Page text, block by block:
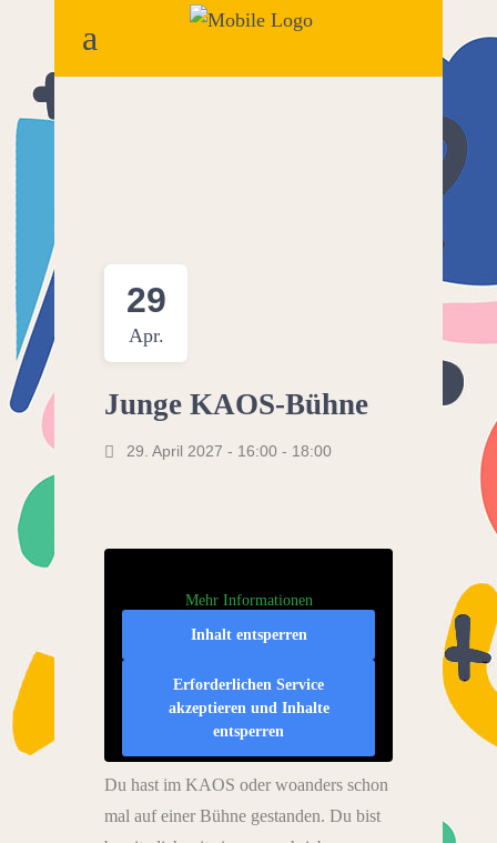
29
Apr.
Junge KAOS-Bühne
29. April 2027 - 16:00 - 18:00
Mehr Informationen
Inhalt entsperren
Erforderlichen Service
akzeptieren und Inhalte
entsperren
Du hast im KAOS oder woanders schon
mal auf einer Bühne gestanden. Du bist